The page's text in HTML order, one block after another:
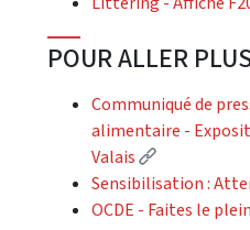
POUR ALLER
Communiqué de
alimentaire -
Valais
(Lien externe)
Sensibilisation :
OCDE - Faites le